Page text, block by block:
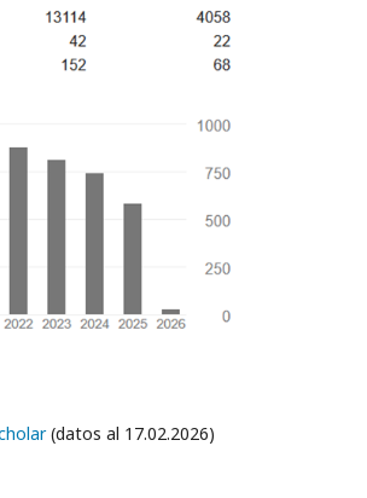
(datos al 17.02.2026)